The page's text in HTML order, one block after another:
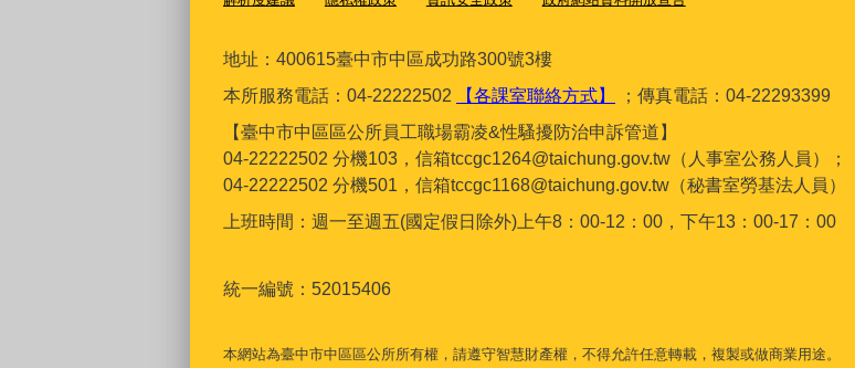
地址：400615臺中市中區成功路300號3樓
本所服務電話：04-22222502
【各課室聯絡方式】
；傳真電話：04-22293399
【臺中市中區區公所員工職場霸凌&性騷擾防治申訴管道】
04-22222502 分機103，信箱tccgc1264@taichung.gov.tw（人事室公務人員）；
04-22222502 分機501，信箱tccgc1168@taichung.gov.tw（秘書室勞基法人員）
上班時間：週一至週五(國定假日除外)上午8：00-12：00，下午13：00-17：00
統一編號：52015406
本網站為臺中市中區區公所所有權，請遵守智慧財產權，不得允許任意轉載，複製或做商業用途。